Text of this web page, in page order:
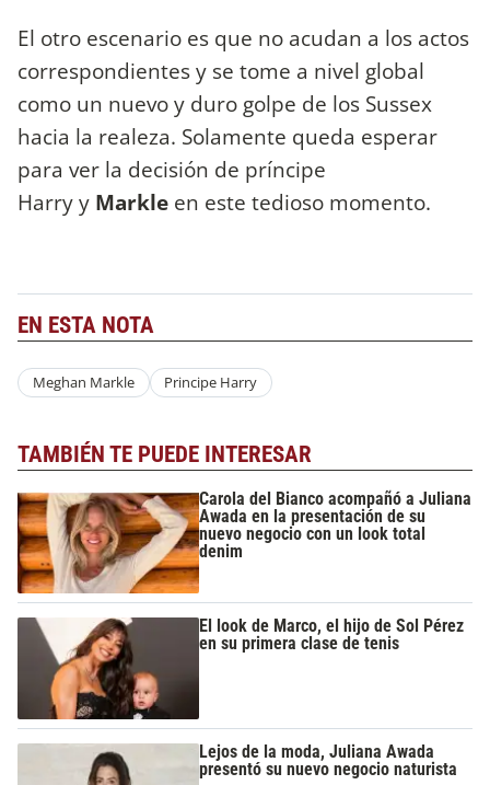
El otro escenario es que no acudan a los actos
correspondientes y se tome a nivel global
como un nuevo y duro golpe de los Sussex
hacia la realeza. Solamente queda esperar
para ver la decisión de príncipe
Harry y Markle en este tedioso momento.
EN ESTA NOTA
Meghan Markle Principe Harry
TAMBIÉN TE PUEDE INTERESAR
Carola del Bianco acompañó a Juliana
Awada en la presentación de su
nuevo negocio con un look total
denim
El look de Marco, el hijo de Sol Pérez
en su primera clase de tenis
Lejos de la moda, Juliana Awada
presentó su nuevo negocio naturista